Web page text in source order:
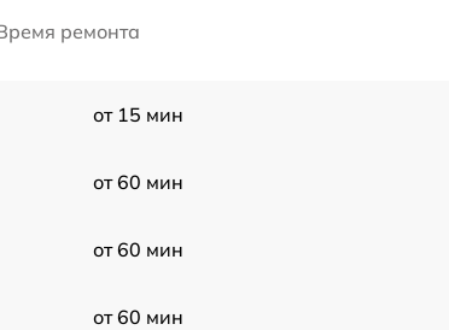
ремонта
от 15 мин
от 60 мин
от 60 мин
от 60 мин